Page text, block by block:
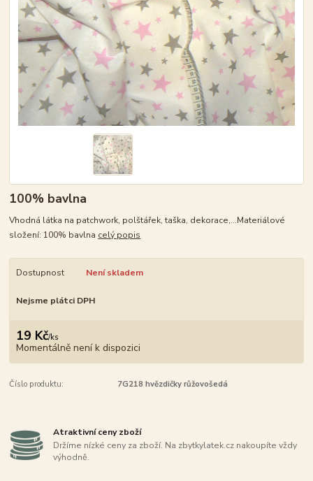
100% bavlna
Vhodná látka na patchwork, polštářek, taška, dekorace,...Materiálové
složení: 100% bavlna celý popis
Dostupnost Není skladem
Nejsme plátci DPH
19 Kč/ks
Momentálně není k dispozici
Číslo produktu: 7G218 hvězdičky růžovošedá
Atraktivní ceny zboží
Držíme nízké ceny za zboží. Na zbytkylatek.cz nakoupíte vždy
výhodně.